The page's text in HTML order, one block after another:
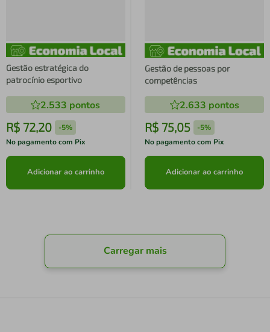
Gestão estratégica do
patrocínio esportivo
2.533 pontos
R$ 72,20 -5%
No pagamento com Pix
Adicionar ao carrinho
Gestão de pessoas por
competências
2.633 pontos
R$ 75,05 -5%
No pagamento com Pix
Adicionar ao carrinho
Carregar mais